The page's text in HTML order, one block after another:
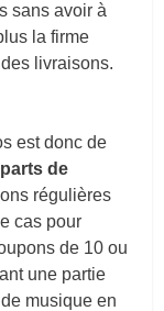
sans avoir à
la firme
livraisons.
est donc de
de
régulières
cas pour
de 10 ou
une partie
musique en